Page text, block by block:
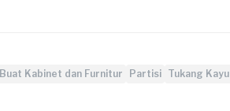
Buat Kabinet dan Furnitur Partisi Tukang Kayu